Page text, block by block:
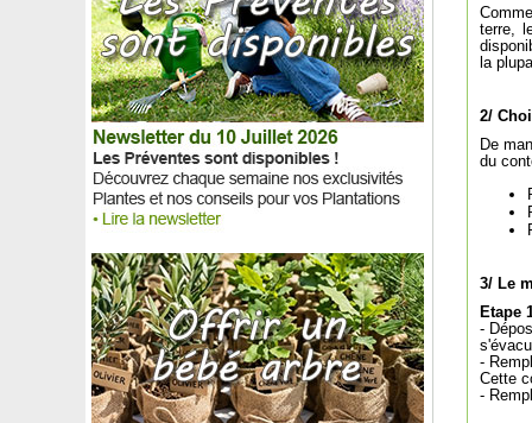
Bambou Sasa kurilensis
Bambou Sasa palmata
Bambou Sasa tsuboiana
Bambou Sasa veitchii
Bambou Semia. fastuosa
Bambou Semia. fastuosa viridis
Bambou Semia. makinoi
Bambou Semia. okuboi
Bambou Semia. yashadake kimmei
Bananier nain à fruits
Bananier rouge d'Abyssinie
Bananier rustique, Bananier du Japon
Baobab
Baobab Specimen
Barbe bleue First Choice
Barbe bleue 'Worcester Gold'
Barbe de Jupiter, Joubarbe
terre,
la
2/
De
du
3/ Le
Etape
-
-
Cette
-